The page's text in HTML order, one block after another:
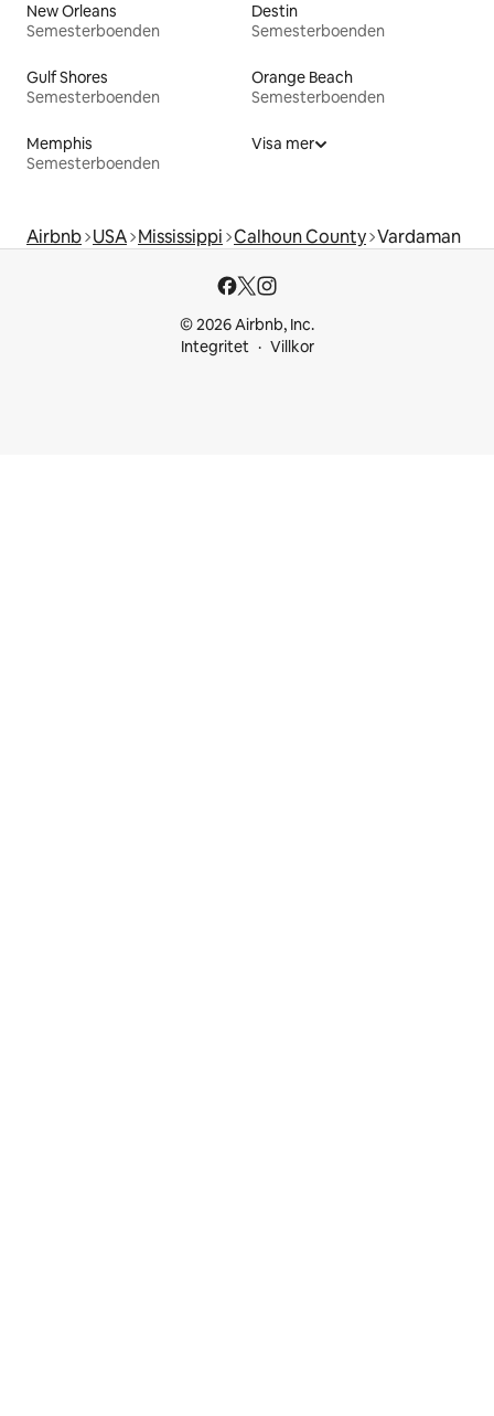
New Orleans
Semesterboenden
Destin
Semesterboenden
Gulf Shores
Semesterboenden
Orange Beach
Semesterboenden
Memphis
Semesterboenden
Visa mer
Airbnb USA Mississippi Calhoun County Vardaman
© 2026 Airbnb, Inc.
Integritet
Villkor